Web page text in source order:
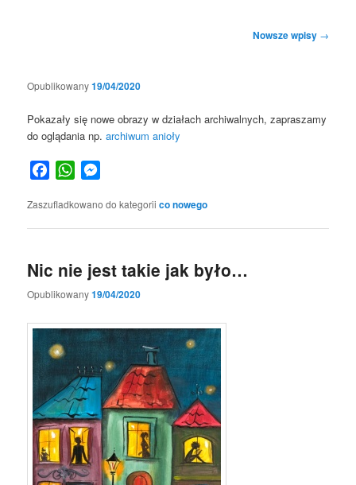
Nowsze wpisy →
Opublikowany19/04/2020
Pokazały się nowe obrazy w działach archiwalnych, zapraszamy
do oglądania np.archiwum anioły
FacebookWhatsApp
Zaszufladkowano do kategorii co nowego
Nic nie jest takie jak było…
Opublikowany19/04/2020